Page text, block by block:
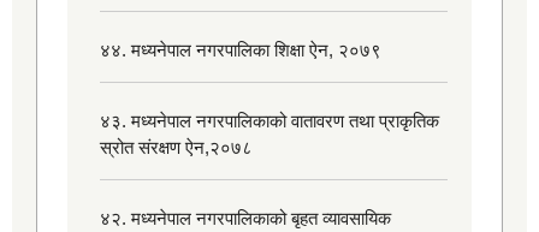
४४. मध्यनेपाल नगरपालिका शिक्षा ऐन, २०७९
४३. मध्यनेपाल नगरपालिकाको वातावरण तथा प्राकृतिक
स्रोत संरक्षण ऐन,२०७८
४२. मध्यनेपाल नगरपालिकाको बृहत व्यावसायिक